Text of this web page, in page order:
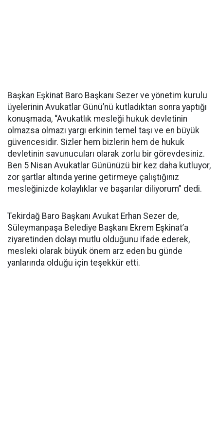
Başkan Eşkinat Baro Başkanı Sezer ve yönetim kurulu
üyelerinin Avukatlar Günü’nü kutladıktan sonra yaptığı
konuşmada, “Avukatlık mesleği hukuk devletinin
olmazsa olmazı yargı erkinin temel taşı ve en büyük
güvencesidir. Sizler hem bizlerin hem de hukuk
devletinin savunucuları olarak zorlu bir görevdesiniz.
Ben 5 Nisan Avukatlar Gününüzü bir kez daha kutluyor,
zor şartlar altında yerine getirmeye çalıştığınız
mesleğinizde kolaylıklar ve başarılar diliyorum” dedi.
Tekirdağ Baro Başkanı Avukat Erhan Sezer de,
Süleymanpaşa Belediye Başkanı Ekrem Eşkinat’a
ziyaretinden dolayı mutlu olduğunu ifade ederek,
mesleki olarak büyük önem arz eden bu günde
yanlarında olduğu için teşekkür etti.